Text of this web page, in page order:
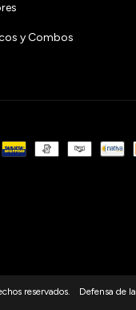
y Combos
reservados. Defensa de